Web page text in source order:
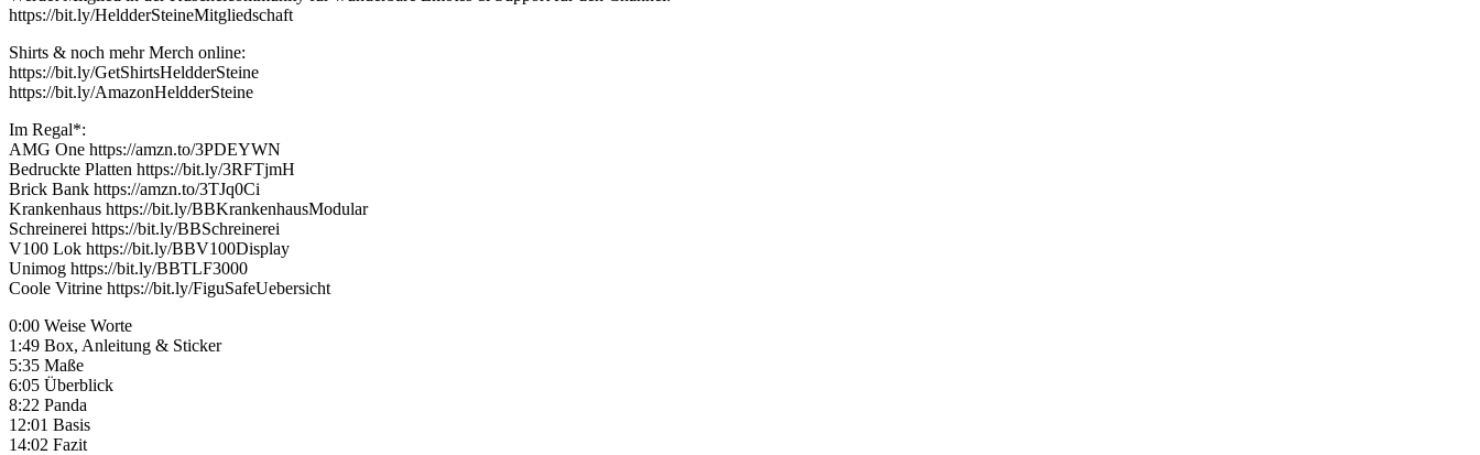
https://bit.ly/HeldderSteineMitgliedschaft
Shirts & noch mehr Merch online:
https://bit.ly/GetShirtsHeldderSteine
https://bit.ly/AmazonHeldderSteine
Im Regal*:
AMG One https://amzn.to/3PDEYWN
Bedruckte Platten https://bit.ly/3RFTjmH
Brick Bank https://amzn.to/3TJq0Ci
Krankenhaus https://bit.ly/BBKrankenhausModular
Schreinerei https://bit.ly/BBSchreinerei
V100 Lok https://bit.ly/BBV100Display
Unimog https://bit.ly/BBTLF3000
Coole Vitrine https://bit.ly/FiguSafeUebersicht
0:00 Weise Worte
1:49 Box, Anleitung & Sticker
5:35 Maße
6:05 Überblick
8:22 Panda
12:01 Basis
14:02 Fazit